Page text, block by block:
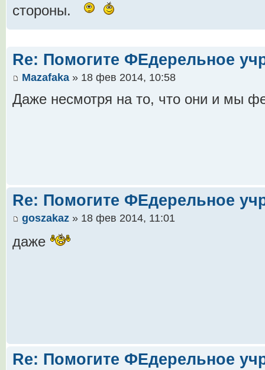
стороны.
Re: Помогите ФЕдерельное
Mazafaka » 18 фев 2014, 10:58
Даже несмотря на то, что они и мы
Re: Помогите ФЕдерельное
goszakaz » 18 фев 2014, 11:01
даже
Re: Помогите ФЕдерельное